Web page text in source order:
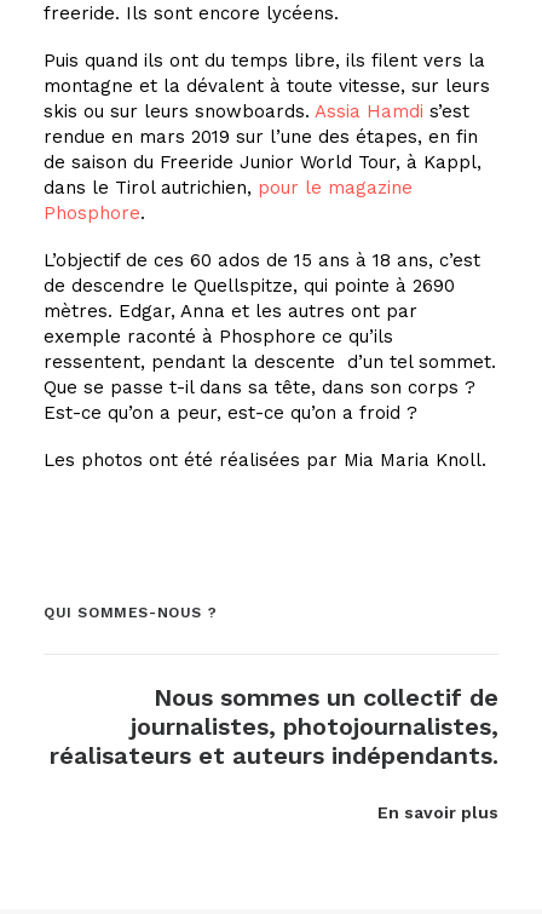
freeride. Ils sont encore lycéens.
Puis quand ils ont du temps libre, ils filent vers la
montagne et la dévalent à toute vitesse, sur leurs
skis ou sur leurs snowboards. Assia Hamdi s’est
rendue en mars 2019 sur l’une des étapes, en fin
de saison du Freeride Junior World Tour, à Kappl,
dans le Tirol autrichien, pour le magazine
Phosphore.
L’objectif de ces 60 ados de 15 ans à 18 ans, c’est
de descendre le Quellspitze, qui pointe à 2690
mètres. Edgar, Anna et les autres ont par
exemple raconté à Phosphore ce qu’ils
ressentent, pendant la descente d’un tel sommet.
Que se passe t-il dans sa tête, dans son corps ?
Est-ce qu’on a peur, est-ce qu’on a froid ?
Les photos ont été réalisées par Mia Maria Knoll.
QUI SOMMES-NOUS ?
Nous sommes un collectif de
journalistes, photojournalistes,
réalisateurs et auteurs indépendants.
En savoir plus